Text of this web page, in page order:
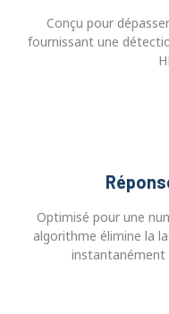
Conçu pour
fournissant une
Optimisé pour une
algorithme élimine la
instantanément